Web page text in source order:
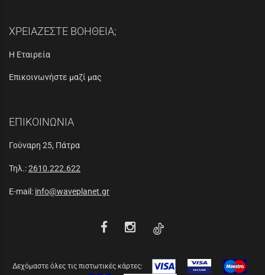
ΧΡΕΙΑΖΕΣΤΕ ΒΟΗΘΕΙΑ;
Η Εταιρεία
Επικοινωνήστε μαζί μας
ΕΠΙΚΟΙΝΩΝΙΑ
Γούναρη 25, Πάτρα
Τηλ.:2610.222.622
E-mail: info@waveplanet.gr
Δεχόμαστε όλες τις πιστωτικές κάρτες: